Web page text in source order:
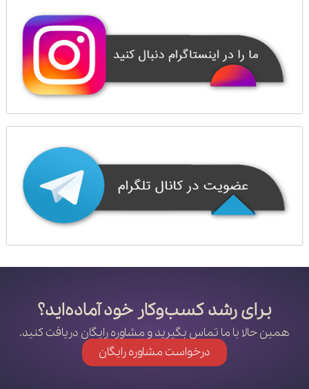
برای رشد کسب‌وکار خود آماده‌اید؟
همین حالا با ما تماس بگیرید و مشاوره رایگان دریافت کنید.
درخواست مشاوره رایگان